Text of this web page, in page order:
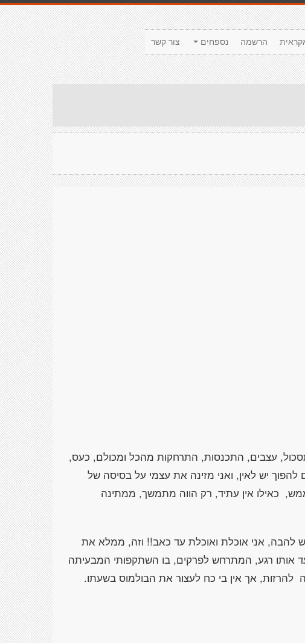
צור קשר נספחים הרשמה
עצבים, התכנסות, התרחקות מהכל ומכולם, כעס,
יש לאין, ואני מזינה את עצמי על בסיסה של
כאילו אין עתיד, רק הווה מתמשך, ממתינה
להבה, אני אוכלת ואוכלת עד כאב!! וזה, ממלא את
עד אותו רגע, המתרחש לפרקים, בו השתקפותי המבעיתה
להרזות, אך אין בי כח לעצור את הבולמוס בשעתו.